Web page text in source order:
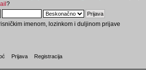
?
imenom, lozinkom i duljinom prijave
Prijava Registracija